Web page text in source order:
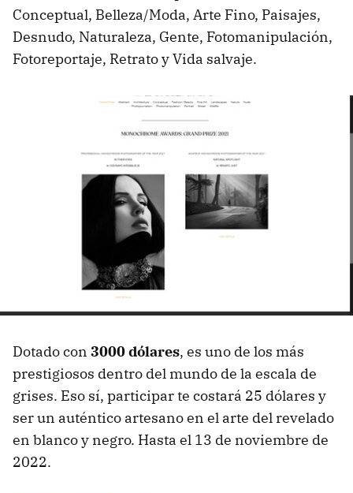
Conceptual, Belleza/Moda, Arte Fino, Paisajes,
Desnudo, Naturaleza, Gente, Fotomanipulación,
Fotoreportaje, Retrato y Vida salvaje.
Dotado con 3000 dólares, es uno de los más
prestigiosos dentro del mundo de la escala de
grises. Eso sí, participar te costará 25 dólares y
ser un auténtico artesano en el arte del revelado
en blanco y negro. Hasta el 13 de noviembre de
2022.